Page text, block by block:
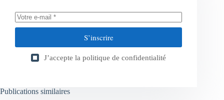
S’inscrire
J’accepte la politique de confidentialité
Publications similaires